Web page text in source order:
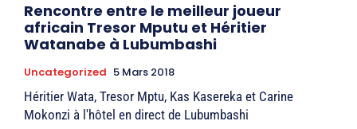
Rencontre entre le meilleur joueur
africain Tresor Mputu et Héritier
Watanabe à Lubumbashi
Uncategorized 5 Mars 2018
Héritier Wata, Tresor Mptu, Kas Kasereka et Carine
Mokonzi à l'hôtel en direct de Lubumbashi